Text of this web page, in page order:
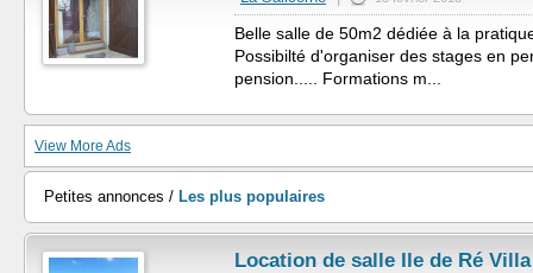
Belle salle de 50m2 dédiée à la
Possibilté d'organiser des stages en
pension..... Formations m...
View More Ads
Petites annonces / Les plus populaires
Location de salle Ile de Ré